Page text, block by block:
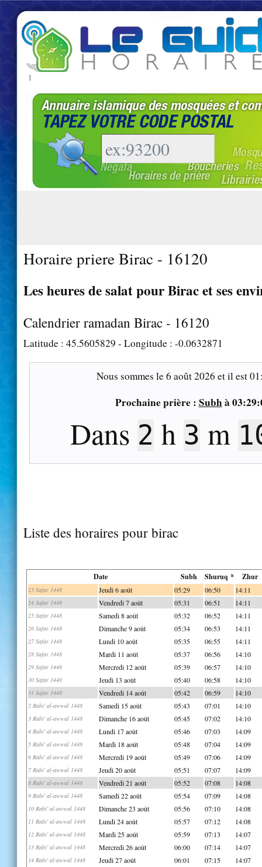
|
Horaire priere Birac - 16120
Les heures de salat pour Birac et ses
Calendrier ramadan Birac - 16120
Latitude : 45.5605829 - Longitude : -0.0632871
Nous sommes le6 août 2026 et il est
Prochaine prière : Subhà
Dans2h3m9
Liste des horaires pour birac
Date Subh Shuruq * Zhur
23 Safar 1448 Jeudi 6 août 05:29 06:50 14:11
24 Safar 1448 Vendredi 7 août 05:31 06:51 14:11
25 Safar 1448 Samedi 8 août 05:32 06:52 14:11
26 Safar 1448 Dimanche 9 août 05:34 06:53 14:11
27 Safar 1448 Lundi 10 août 05:35 06:55 14:11
28 Safar 1448 Mardi 11 août 05:37 06:56 14:10
29 Safar 1448 Mercredi 12 août 05:39 06:57 14:10
30 Safar 1448 Jeudi 13 août 05:40 06:58 14:10
31 Safar 1448 Vendredi 14 août 05:42 06:59 14:10
2 Rabi' al-awwal 1448 Samedi 15 août 05:43 07:01 14:10
3 Rabi' al-awwal 1448 Dimanche 16 août 05:45 07:02 14:10
4 Rabi' al-awwal 1448 Lundi 17 août 05:46 07:03 14:09
5 Rabi' al-awwal 1448 Mardi 18 août 05:48 07:04 14:09
6 Rabi' al-awwal 1448 Mercredi 19 août 05:49 07:06 14:09
7 Rabi' al-awwal 1448 Jeudi 20 août 05:51 07:07 14:09
8 Rabi' al-awwal 1448 Vendredi 21 août 05:52 07:08 14:08
9 Rabi' al-awwal 1448 Samedi 22 août 05:54 07:09 14:08
10 Rabi' al-awwal 1448 Dimanche 23 août 05:56 07:10 14:08
11 Rabi' al-awwal 1448 Lundi 24 août 05:57 07:12 14:08
12 Rabi' al-awwal 1448 Mardi 25 août 05:59 07:13 14:07
13 Rabi' al-awwal 1448 Mercredi 26 août 06:00 07:14 14:07
14 Rabi' al-awwal 1448 Jeudi 27 août 06:01 07:15 14:07